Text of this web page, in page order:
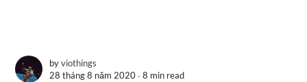
byviothings
28 tháng 8 năm 2020 ∙8 min read